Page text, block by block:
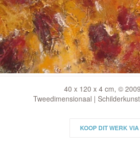
40 x 120 x 4 cm, ©
Tweedimensionaal |
KOOP DIT WERK